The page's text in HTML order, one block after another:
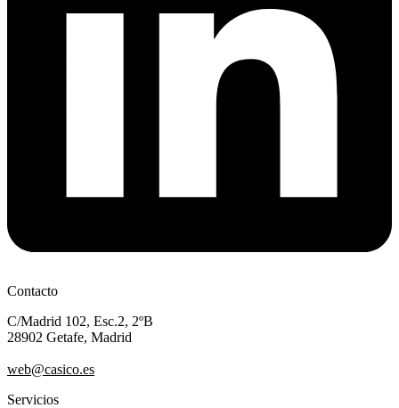
Contacto
C/Madrid 102, Esc.2, 2ºB
28902 Getafe, Madrid
web@casico.es
Servicios